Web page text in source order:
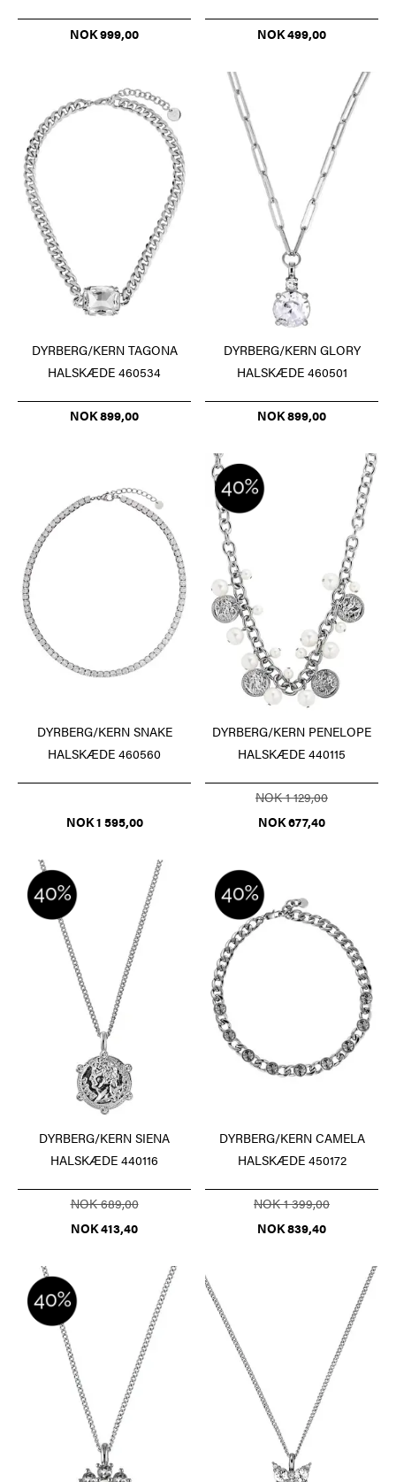
NOK 999,00 NOK 499,00
DYRBERG/KERN TAGONA
HALSKÆDE 460534
NOK 899,00
DYRBERG/KERN GLORY
HALSKÆDE 460501
NOK 899,00
DYRBERG/KERN SNAKE
HALSKÆDE 460560
NOK 1 595,00
DYRBERG/KERN PENELOPE
HALSKÆDE 440115
NOK 1 129,00
NOK 677,40
DYRBERG/KERN SIENA
HALSKÆDE 440116
NOK 689,00
NOK 413,40
DYRBERG/KERN CAMELA
HALSKÆDE 450172
NOK 1 399,00
NOK 839,40